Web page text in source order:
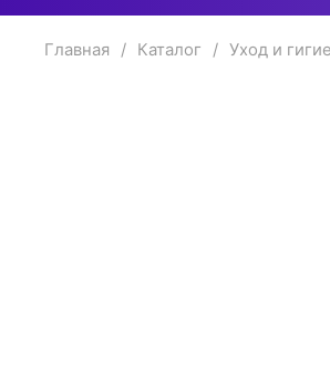
Главная Каталог Уход и